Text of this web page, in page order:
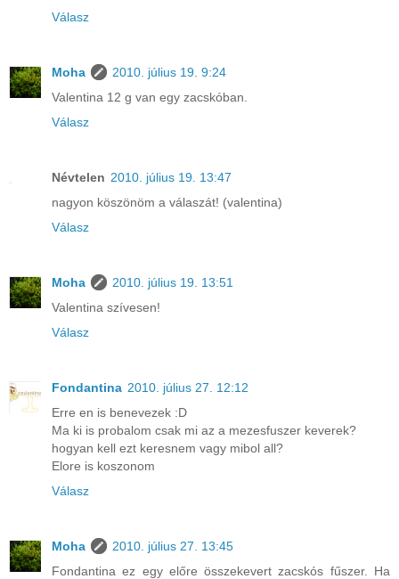
Válasz
Moha
2010. július 19. 9:24
Valentina 12 g van egy zacskóban.
Válasz
Névtelen 2010. július 19. 13:47
nagyon köszönöm a válaszát! (valentina)
Válasz
Moha
2010. július 19. 13:51
Valentina szívesen!
Válasz
Fondantina 2010. július 27. 12:12
Erre en is benevezek :D
Ma ki is probalom csak mi az a mezesfuszer keverek?
hogyan kell ezt keresnem vagy mibol all?
Elore is koszonom
Válasz
Moha
2010. július 27. 13:45
Fondantina ez egy előre összekevert zacskós fűszer. Ha